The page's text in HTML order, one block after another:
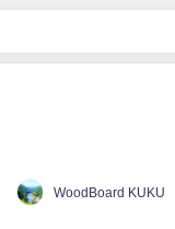
WoodBoard KUKU